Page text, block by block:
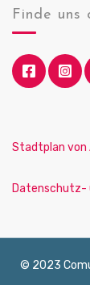
Finde uns
Stadtplan von
Datenschutz-
© 2023